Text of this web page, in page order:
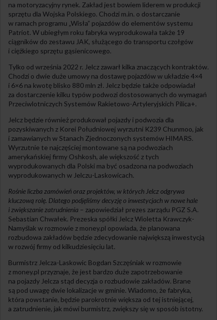
na motoryzacyjny rynek. Zakład jest bowiem liderem w produkcji
sprzętu dla Wojska Polskiego. Chodzi m.in. o dostarczanie
w ramach programu „Wisła” pojazdów do elementów systemu
Patriot. W ubiegłym roku fabryka wyprodukowała także 19
ciągników do zestawu JAK, służącego do transportu czołgów
i ciężkiego sprzętu gąsienicowego.
Tylko od września 2022 r. Jelcz zawarł kilka znaczących kontraktów.
Chodzi o dwie duże umowy na dostawę pojazdów w układzie 4×4
i 6×6 na kwotę blisko 880 mln zł. Jelcz będzie także odpowiadał
za dostarczenie kilku typów podwozi dostosowanych do wymagań
Przeciwlotniczych Systemów Rakietowo-Artyleryjskich Pilica+.
Jelcz będzie również produkował pojazdy i podwozia dla
pozyskiwanych z Korei Południowej wyrzutni K239 Chunmoo, jak
i zamawianych w Stanach Zjednoczonych systemów HIMARS.
Wyrzutnie te najczęściej montowane są na podwoziach
amerykańskiej firmy Oshkosh, ale większość z tych
wyprodukowanych dla Polski ma być osadzona na podwoziach
wyprodukowanych w Jelczu-Laskowicach.
Rośnie liczba zamówień oraz projektów, w których Jelcz odgrywa
kluczową rolę. Dlatego podjęliśmy decyzję o inwestycjach w nowe hale
i zwiększanie zatrudnienia – zapowiedział prezes zarządu PGZ S.A.
Sebastian Chwałek. Prezeska spółki Jelcz Wioletta Krawczyk-
Namyślak w rozmowie z money.pl opowiada, że planowana
rozbudowa zakładów będzie zdecydowanie największą inwestycją
w rozwój firmy od kilkudziesięciu lat.
Burmistrz Jelcza-Laskowic Bogdan Szczęśniak w rozmowie
z money.pl przyznaje, że jest bardzo duże zapotrzebowanie
na pojazdy Jelcza stąd decyzja o rozbudowie zakładów. Brane
są pod uwagę dwie lokalizacje w gminie. Wiadomo, że fabryka,
która powstanie, będzie parokrotnie większa od tej istniejącej,
a zatrudnienie, jak mówi burmistrz, zwiększy się w sposób istotny.